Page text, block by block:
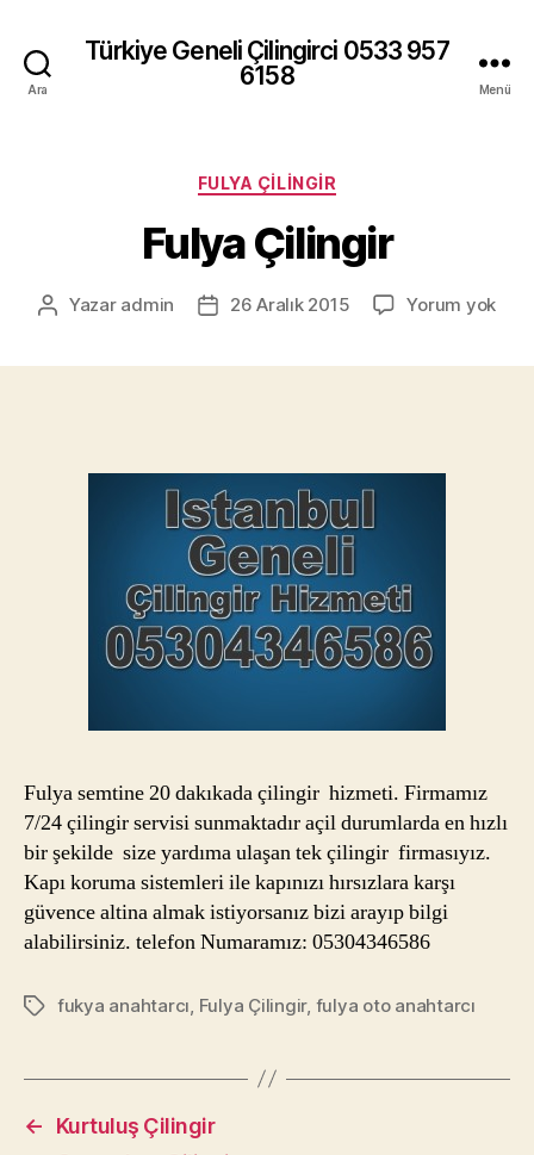
Ara
Türkiye Geneli Çilingirci 0533 957
6158
Menü
Kategoriler
FULYA ÇILINGIR
Fulya Çilingir
Yazının
Yazar admin
Yazı26 Aralık 2015 Yorum yok
Fulya semtine 20 dakıkada çilingir hizmeti. Firmamız
7/24 çilingir servisi sunmaktadır açil durumlarda en hızlı
bir şekilde size yardıma ulaşan tek çilingir firmasıyız.
Kapı koruma sistemleri ile kapınızı hırsızlara karşı
güvence altina almak istiyorsanız bizi arayıp bilgi
alabilirsiniz. telefon Numaramız: 05304346586
Etiketlerfukya anahtarcı Fulya Çilingir, fulya oto anahtarcı
←
Kurtuluş Çilingir